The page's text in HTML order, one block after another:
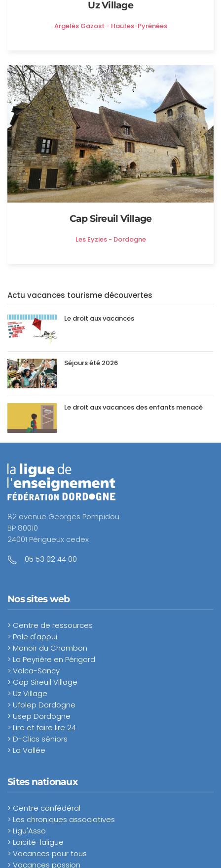
Uz Village
Argelès Gazost - Hautes-Pyrénées
Cap Sireuil Village
Les Eyzies - Dordogne
Actu vacances tourisme découvertes
Le droit aux vacances
Séjours été 2026
Le droit aux vacances des enfants menacé
82 avenue Georges Pompidou
BP 80010
24001 Périgueux cedex
05 53 02 44 00
Nos sites web
> Centre de ressources
> Pole d'appui
> Manoir du Chambon
> La Peyrière en Périgord
> Volca-Sancy
> Cap Sireuil Village
> Uz Village
> Ufolep Dordogne
> Usep Dordogne
> Lire et faire lire 24
> D-Clics séniors
> La Vallée
Sites nationaux
> Centre confédéral
> Les chroniques associatives
> Ligu'Asso
> Laïcité-laligue
> Vacances pour tous
> Vacances passion